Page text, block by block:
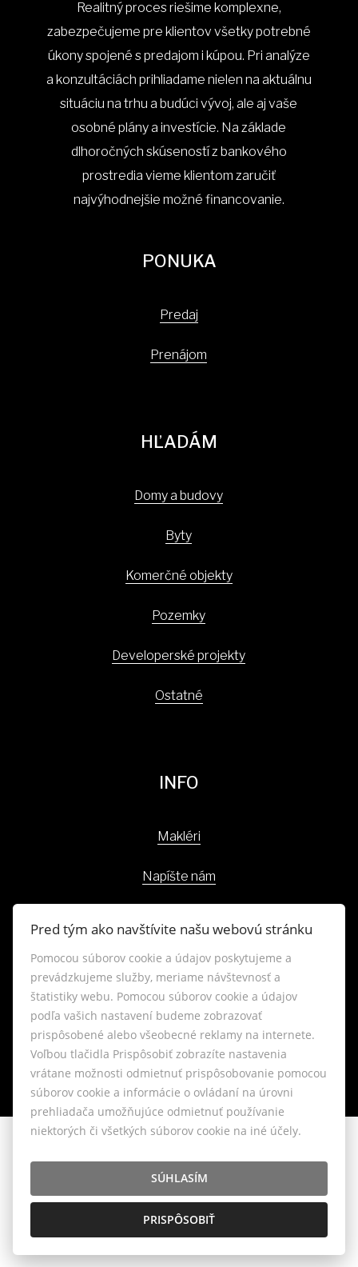
Realitný proces riešime komplexne,
zabezpečujeme pre klientov všetky potrebné
úkony spojené s predajom i kúpou. Pri analýze
a konzultáciách prihliadame nielen na aktuálnu
situáciu na trhu a budúci vývoj, ale aj vaše
osobné plány a investície. Na základe
dlhoročných skúseností z bankového
prostredia vieme klientom zaručiť
najvýhodnejšie možné financovanie.
PONUKA
Predaj
Prenájom
HĽADÁM
Domy a budovy
Byty
Komerčné objekty
Pozemky
Developerské projekty
Ostatné
INFO
Makléri
Napíšte nám
Blog
Lokality
Nastavenie cookies
Belániková 6, Bratislava 841 04, E-mail: info@liviante.sk
Pred tým ako navštívite našu webovú stránku
Pomocou súborov cookie a údajov poskytujeme a
prevádzkujeme služby, meriame návštevnosť a
štatistiky webu. Pomocou súborov cookie a údajov
podľa vašich nastavení budeme zobrazovať
prispôsobené alebo všeobecné reklamy na internete.
Voľbou tlačidla Prispôsobiť zobrazíte nastavenia
vrátane možnosti odmietnuť prispôsobovanie pomocou
súborov cookie a informácie o ovládaní na úrovni
prehliadača umožňujúce odmietnuť používanie
niektorých či všetkých súborov cookie na iné účely.
SÚHLASÍM
PRISPÔSOBIŤ